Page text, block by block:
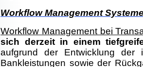
Workflow Management
Workflow Management bei
sich derzeit in einem
aufgrund der Entwicklung der
Bankleistungen sowie der